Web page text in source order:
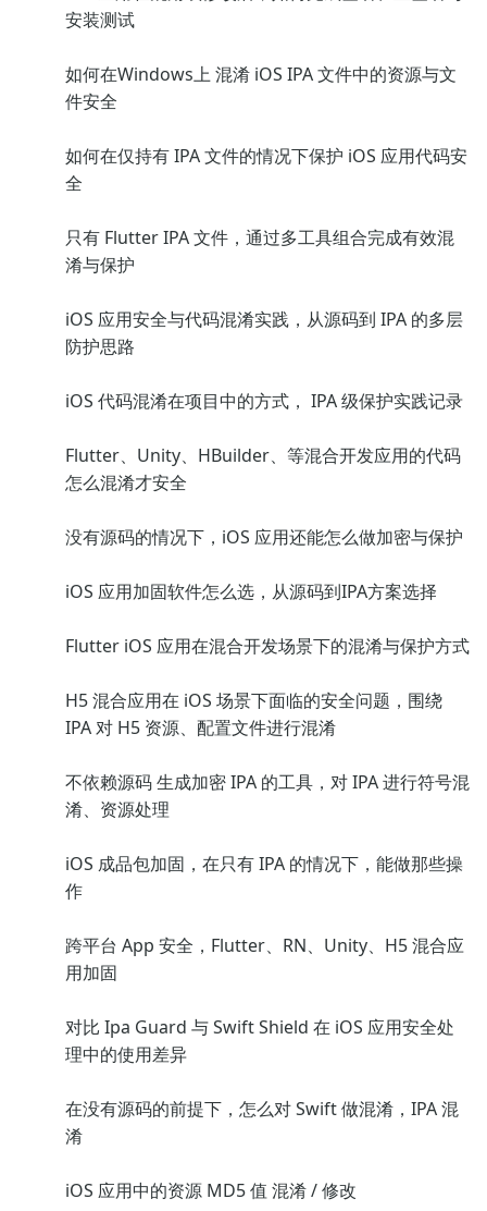
安装测试
如何在Windows上 混淆 iOS IPA 文件中的资源与文
件安全
如何在仅持有 IPA 文件的情况下保护 iOS 应用代码安
全
只有 Flutter IPA 文件，通过多工具组合完成有效混
淆与保护
iOS 应用安全与代码混淆实践，从源码到 IPA 的多层
防护思路
iOS 代码混淆在项目中的方式， IPA 级保护实践记录
Flutter、Unity、HBuilder、等混合开发应用的代码
怎么混淆才安全
没有源码的情况下，iOS 应用还能怎么做加密与保护
iOS 应用加固软件怎么选，从源码到IPA方案选择
Flutter iOS 应用在混合开发场景下的混淆与保护方式
H5 混合应用在 iOS 场景下面临的安全问题，围绕
IPA 对 H5 资源、配置文件进行混淆
不依赖源码 生成加密 IPA 的工具，对 IPA 进行符号混
淆、资源处理
iOS 成品包加固，在只有 IPA 的情况下，能做那些操
作
跨平台 App 安全，Flutter、RN、Unity、H5 混合应
用加固
对比 Ipa Guard 与 Swift Shield 在 iOS 应用安全处
理中的使用差异
在没有源码的前提下，怎么对 Swift 做混淆，IPA 混
淆
iOS 应用中的资源 MD5 值 混淆 / 修改